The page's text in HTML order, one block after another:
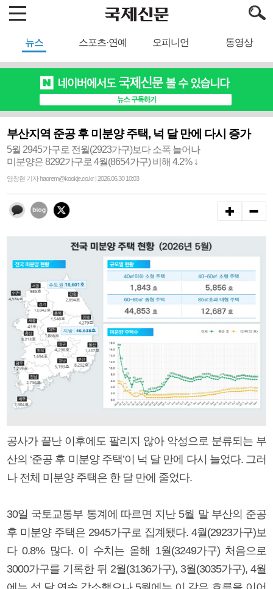
뉴스 스포츠·연예 오피니언 동영상
부산지역 준공 후 미분양 주택, 넉 달 만에 다시 증가
5월 2945가구로 전월(2923가구)보다 소폭 늘어나
미분양은 8292가구로 4월(8654가구) 비해 4.2% ↓
염창현 기자 haorem@kookje.co.kr | 2026.06.30 10:03
공사가 끝난 이후에도 팔리지 않아 악성으로 분류되는 부
산의 ‘준공 후 미분양 주택’이 넉 달 만에 다시 늘었다. 그러
나 전체 미분양 주택은 한 달 만에 줄었다.
30일 국토교통부 통계에 따르면 지난 5월 말 부산의 준공
후 미분양 주택은 2945가구로 집계됐다. 4월(2923가구)보
다 0.8% 많다. 이 수치는 올해 1월(3249가구) 처음으로
3000가구를 기록한 뒤 2월(3136가구), 3월(3035가구), 4월